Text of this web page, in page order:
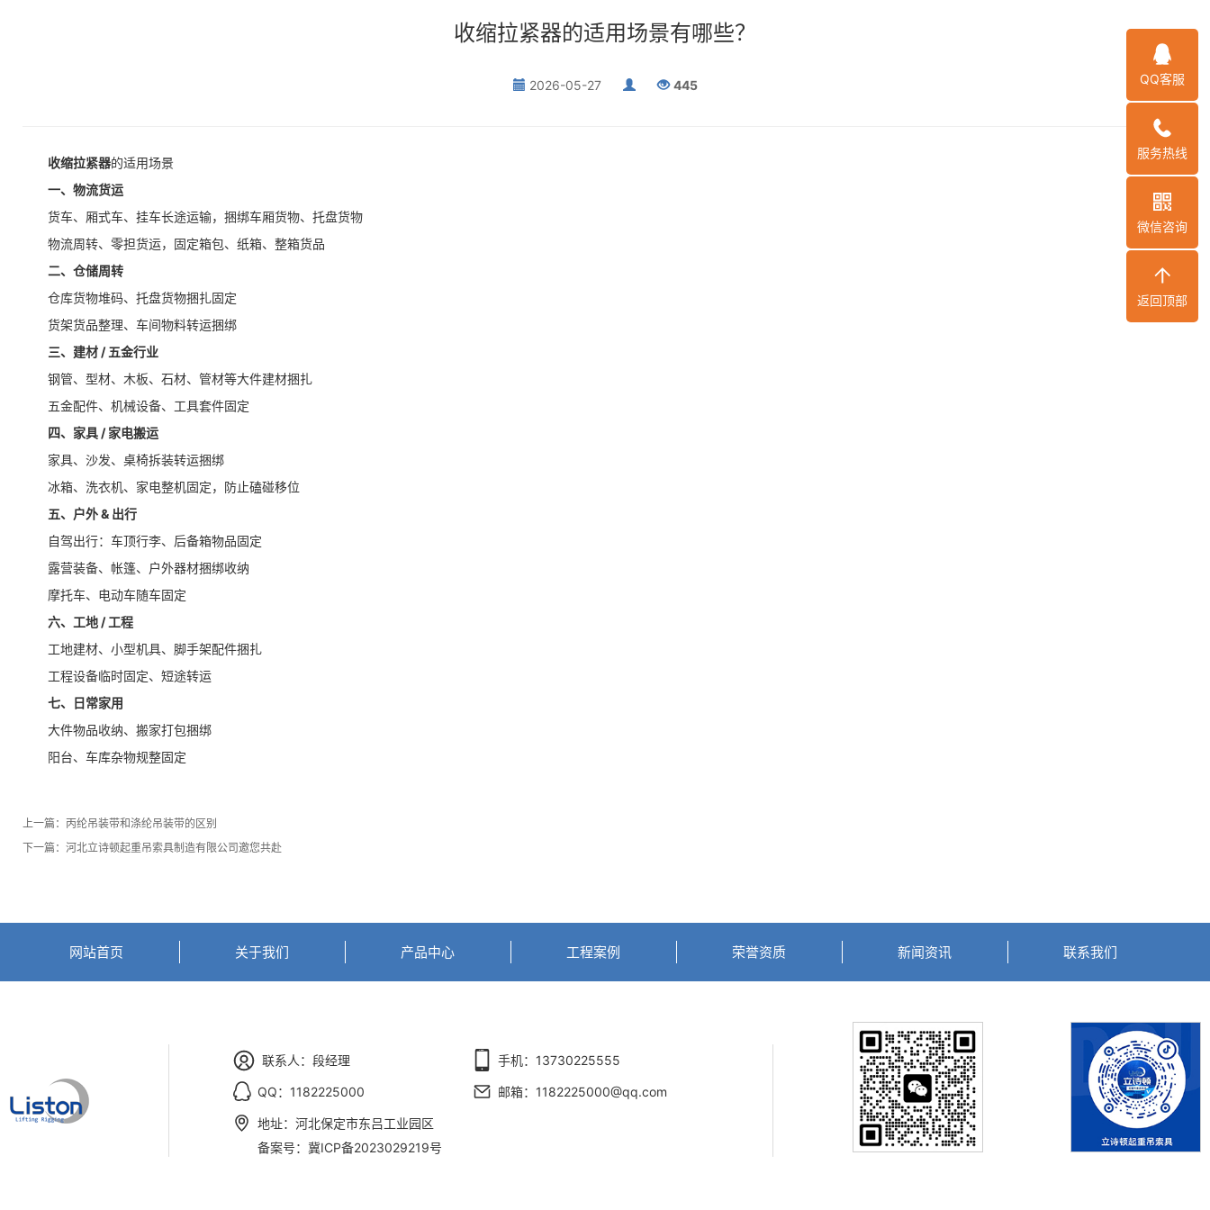
收缩拉紧器的适用场景有哪些？
2026-05-27 445
收缩拉紧器的适用场景
一、物流货运
货车、厢式车、挂车长途运输，捆绑车厢货物、托盘货物
物流周转、零担货运，固定箱包、纸箱、整箱货品
二、仓储周转
仓库货物堆码、托盘货物捆扎固定
货架货品整理、车间物料转运捆绑
三、建材 / 五金行业
钢管、型材、木板、石材、管材等大件建材捆扎
五金配件、机械设备、工具套件固定
四、家具 / 家电搬运
家具、沙发、桌椅拆装转运捆绑
冰箱、洗衣机、家电整机固定，防止磕碰移位
五、户外 & 出行
自驾出行：车顶行李、后备箱物品固定
露营装备、帐篷、户外器材捆绑收纳
摩托车、电动车随车固定
六、工地 / 工程
工地建材、小型机具、脚手架配件捆扎
工程设备临时固定、短途转运
七、日常家用
大件物品收纳、搬家打包捆绑
阳台、车库杂物规整固定
上一篇： 丙纶吊装带和涤纶吊装带的区别
下一篇： 河北立诗顿起重吊索具制造有限公司邀您共赴
网站首页 关于我们 产品中心 工程案例 荣誉资质 新闻资讯 联系我们
联系人：段经理 手机：13730225555
QQ：1182225000 邮箱：1182225000@qq.com
地址：河北保定市东吕工业园区
备案号： 冀ICP备2023029219号
QQ客服
服务热线
微信咨询
返回顶部